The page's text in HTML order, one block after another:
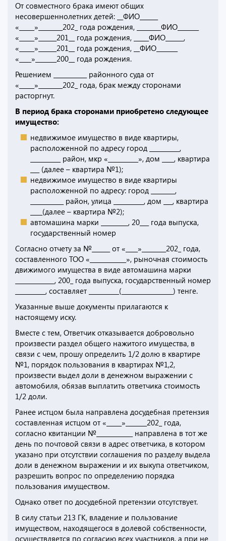
От совместного брака имеют общих
несовершеннолетних детей: __ФИО______
«_____»________202_ года рождения, ________ФИО_______
«_____»______201__ года рождения, _____ФИО______,
«_____»______201__ года рождения, __ФИО_______
«____»_______200__ года рождения.
Решением ___________ районного суда от
«_____»________202_ года, брак между сторонами
расторгнут.
В период брака сторонами приобретено следующее
имущество:
недвижимое имущество в виде квартиры,
расположенной по адресу город __________,
__________ район, мкр «__________», дом ____, квартира
___ (далее – квартира №1);
недвижимое имущество в виде квартиры
расположенной по адресу: город ________,
___________ район, улица __________, дом ___, квартира
____(далее – квартира №2);
автомашина марки _________, 20___ года выпуска,
государственный номер
Согласно отчету за №______ от «____»________202_ года,
составленного ТОО «____________», рыночная стоимость
движимого имущества в виде автомашина марки
_____________, 200_ года выпуска, государственный номер
__________, составляет __________(_________________) тенге.
Указанные выше документы прилагаются к
настоящему иску.
Вместе с тем, Ответчик отказывается добровольно
произвести раздел общего нажитого имущества, в
связи с чем, прошу определить 1/2 долю в квартире
№1, порядок пользования в квартирах №1,2,
произвести выдел доли в денежном выражении с
автомобиля, обязав выплатить ответчика стоимость
1/2 доли.
Ранее истцом была направлена досудебная претензия
составленная истцом от «_____»_______202_ года,
согласно квитанции №____________ направлена в тот же
день по почтовой связи в адрес ответчика, в котором
указано при отсутствии соглашения по разделу выдела
доли в денежном выражении и их выкупа ответчиком,
разрешить вопрос по определению порядка
пользования имуществом.
Однако ответ по досудебной претензии отсутствует.
В силу статьи 213 ГК, владение и пользование
имуществом, находящегося в долевой собственности,
осуществляется по согласию всех участников, а при не